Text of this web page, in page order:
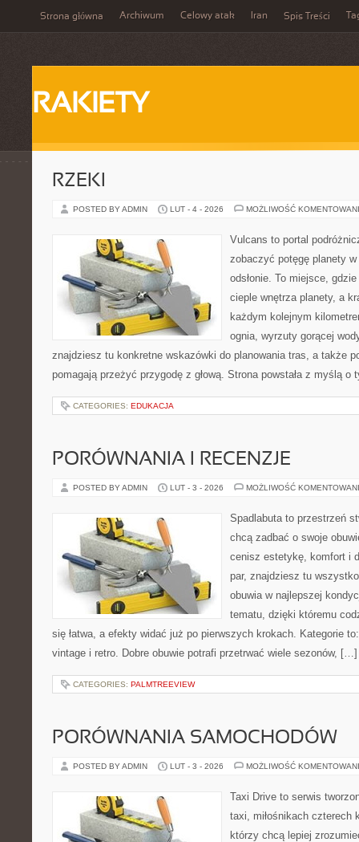
Strona główna Archiwum Celowy atak Iran Spis Treści
RAKIETY
RZEKI
POSTED BY ADMIN LUT - 4 - 2026 MOŻLIWOŚĆ
Vulcans to portal
zobaczyć potęgę planety
odsłonie. To miejsce,
cieple wnętrza planety, a
każdym kolejnym
ognia, wyrzuty gorącej
znajdziesz tu konkretne wskazówki do planowania tras, a także
pomagają przeżyć przygodę z głową. Strona powstała z myślą
CATEGORIES: EDUKACJA
PORÓWNANIA I RECENZJE
POSTED BY ADMIN LUT - 3 - 2026 MOŻLIWOŚĆ
Spadlabuta to przestrzeń
chcą zadbać o swoje
cenisz estetykę, komfort i
par, znajdziesz tu
obuwia w najlepszej
tematu, dzięki któremu
się łatwa, a efekty widać już po pierwszych krokach. Kategorie
vintage i retro. Dobre obuwie potrafi przetrwać wiele sezonów, […]
CATEGORIES: PALMTREEVIEW
PORÓWNANIA SAMOCHODÓW
POSTED BY ADMIN LUT - 3 - 2026 MOŻLIWOŚĆ
Taxi Drive to serwis
taxi, miłośnikach czterech
którzy chcą lepiej